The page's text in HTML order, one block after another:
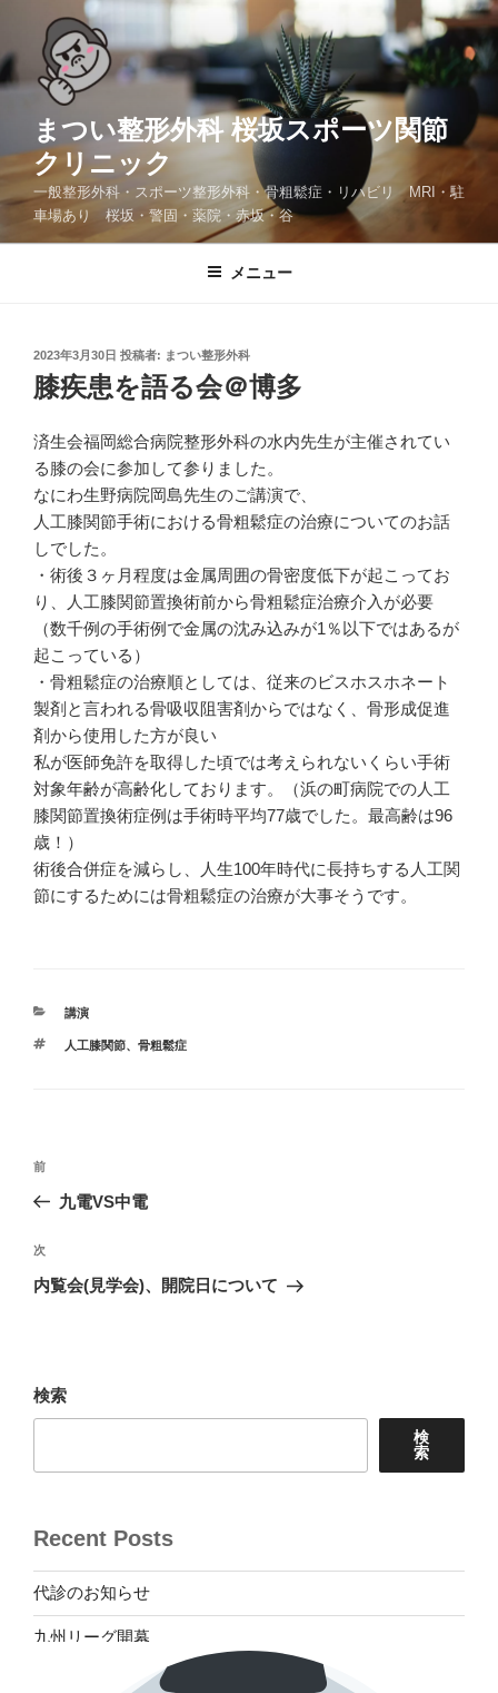
テ
ン
ス
キ
まつい整形外科 桜坂スポーツ関節
クリニック
一般整形外科・スポーツ整形外科・骨粗鬆症・リハビリ MRI・駐
車場あり 桜坂・警固・薬院・赤坂・谷
メニュー
投
稿
日:
2023年3月30日 投稿者: まつい整形外科
膝疾患を語る会＠博多
済生会福岡総合病院整形外科の水内先生が主催されてい
る膝の会に参加して参りました。
なにわ生野病院岡島先生のご講演で、
人工膝関節手術における骨粗鬆症の治療についてのお話
しでした。
・術後３ヶ月程度は金属周囲の骨密度低下が起こってお
り、人工膝関節置換術前から骨粗鬆症治療介入が必要
（数千例の手術例で金属の沈み込みが1％以下ではあるが
起こっている）
・骨粗鬆症の治療順としては、従来のビスホスホネート
製剤と言われる骨吸収阻害剤からではなく、骨形成促進
剤から使用した方が良い
私が医師免許を取得した頃では考えられないくらい手術
対象年齢が高齢化しております。（浜の町病院での人工
膝関節置換術症例は手術時平均77歳でした。最高齢は96
歳！）
術後合併症を減らし、人生100年時代に長持ちする人工関
節にするためには骨粗鬆症の治療が大事そうです。
カ
ゴ
講演
タ
人工膝関節、 骨粗鬆症
投
ビ
ゲ
ン
前
の
稿
前
九電VS中電
次
の
次
内覧会(見学会)、開院日について
検索
検
索
Recent Posts
代診のお知らせ
九州リーグ開幕